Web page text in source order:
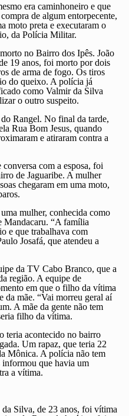
era caminhoneiro e que
de algum entorpecente,
moto preta e executaram o
da Polícia Militar.
no Bairro dos Ipês. João
19 anos, foi morto por dois
de arma de fogo. Os tiros
do queixo. A polícia já
como Valmir da Silva
o outro suspeito.
Rangel. No final da tarde,
Rua Bom Jesus, quando
e atiraram contra a
com a esposa, foi
de Jaguaribe. A mulher
chegaram em uma moto,
mulher, conhecida como
Mandacaru. “A família
e que trabalhava com
Josafá, que atendeu a
da TV Cabo Branco, que a
região. A equipe de
em que o filho da vítima
da mãe. “Vai morreu geral aí
A mãe da gente não tem
filho da vítima.
teria acontecido no bairro
Um rapaz, que teria 22
Mônica. A polícia não tem
informou que havia um
a vítima.
Silva, de 23 anos, foi vítima